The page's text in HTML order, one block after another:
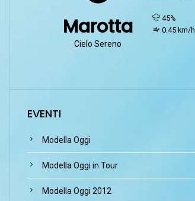
Marotta
Cielo Sereno
humidity:
45%
wind:
0.45 km/h
EVENTI
Modella Oggi
Modella Oggi in Tour
Modella Oggi 2012